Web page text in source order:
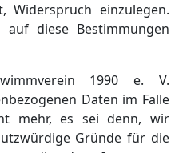
Widerspruch einzulegen.
diese Bestimmungen
1990 e. V.
Daten im Falle
mehr, es sei denn, wir
Gründe für die